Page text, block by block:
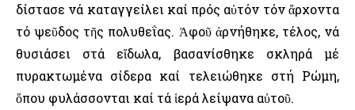
δίστασε νά καταγγείλει καί πρός αὐτόν τόν ἄρχοντα
τό ψεῦδος τῆς πολυθεΐας. Ἀφοῦ ἀρνήθηκε, τέλος, νά
θυσιάσει στά εἴδωλα, βασανίσθηκε σκληρά μέ
πυρακτωμένα σίδερα καί τελειώθηκε στή Ρώμη,
ὅπου φυλάσσονται καί τά ἱερά λείψανα αὐτοῦ.